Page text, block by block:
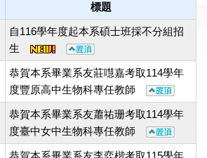
標題
自116學年度起本系碩士班採不分組招
生
恭賀本系畢業系友莊嚖嘉考取114學年
度豐原高中生物科專任教師
恭賀本系畢業系友蕭祐珊考取114學年
度臺中女中生物科專任教師
恭賀本系畢業系友李弈楷考取115學年